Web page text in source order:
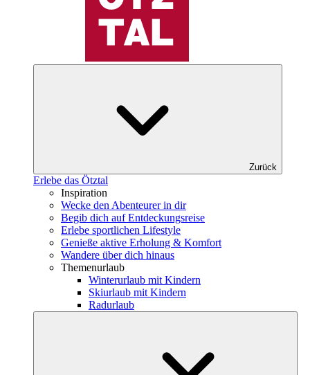
Zurück
Erlebe das Ötztal
Inspiration
Wecke den Abenteurer in dir
Begib dich auf Entdeckungsreise
Erlebe sportlichen Lifestyle
Genieße aktive Erholung & Komfort
Wandere über dich hinaus
Themenurlaub
Winterurlaub mit Kindern
Skiurlaub mit Kindern
Radurlaub